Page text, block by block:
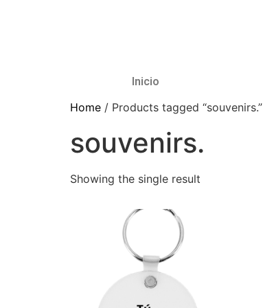
Inicio
Home / Products tagged “souvenirs.”
souvenirs.
Showing the single result